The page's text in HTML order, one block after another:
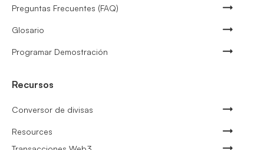
Preguntas Frecuentes (FAQ)
Glosario
Programar Demostración
Recursos
Conversor de divisas
Resources